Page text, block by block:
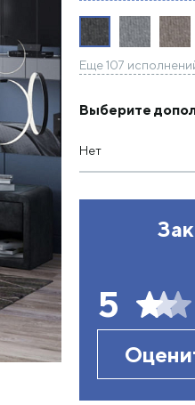
Еще 107
Выберите
Нет
5